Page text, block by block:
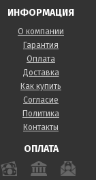
ИНФОРМАЦИЯ
О компании
Гарантия
Оплата
Доставка
Как купить
Согласие
Политика
Контакты
ОПЛАТА